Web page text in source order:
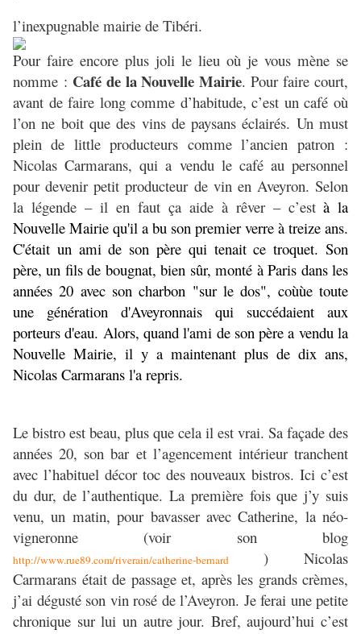
l’inexpugnable mairie de Tibéri.
Pour faire encore plus joli le lieu où je vous mène se
nomme : Café de la Nouvelle Mairie. Pour faire court,
avant de faire long comme d’habitude, c’est un café où
l’on ne boit que des vins de paysans éclairés. Un must
plein de little producteurs comme l’ancien patron :
Nicolas Carmarans, qui a vendu le café au personnel
pour devenir petit producteur de vin en Aveyron. Selon
la légende – il en faut ça aide à rêver – c’est à la
Nouvelle Mairie qu'il a bu son premier verre à treize ans.
C'était un ami de son père qui tenait ce troquet. Son
père, un fils de bougnat, bien sûr, monté à Paris dans les
années 20 avec son charbon "sur le dos", coùùe toute
une génération d'Aveyronnais qui succédaient aux
porteurs d'eau. Alors, quand l'ami de son père a vendu la
Nouvelle Mairie, il y a maintenant plus de dix ans,
Nicolas Carmarans l'a repris.
Le bistro est beau, plus que cela il est vrai. Sa façade des
années 20, son bar et l’agencement intérieur tranchent
avec l’habituel décor toc des nouveaux bistros. Ici c’est
du dur, de l’authentique. La première fois que j’y suis
venu, un matin, pour bavasser avec Catherine, la néo-
vigneronne (voir son blog
http://www.rue89.com/riverain/catherine-bernard
) Nicolas
Carmarans était de passage et, après les grands crèmes,
j’ai dégusté son vin rosé de l’Aveyron. Je ferai une petite
chronique sur lui un autre jour. Bref, aujourd’hui c’est